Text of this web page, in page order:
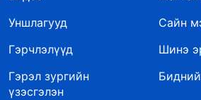
Уншлагууд
Сайн
Гэрчлэлүүд
Шинэ
Гэрэл зургийн
үзэсгэлэн